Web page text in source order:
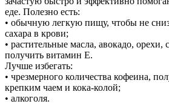
еде. Полезно есть:
• обычную легкую пищу, чтобы не
сахара в крови;
• растительные масла, авокадо, орехи,
получить витамин Е.
Лучше избегать:
• чрезмерного количества кофеина,
крепким чаем и кока-колой;
• алкоголя.